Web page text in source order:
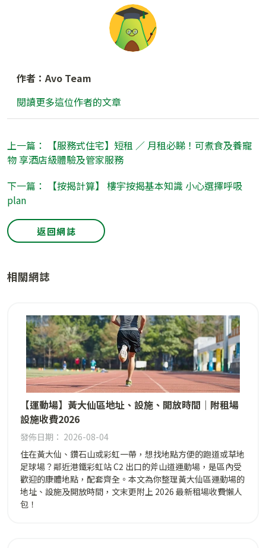
作者：Avo Team
閱讀更多這位作者的文章
上一篇： 【服務式住宅】短租 ／ 月租必睇！可煮食及養寵
物 享酒店級體驗及管家服務
下一篇： 【按揭計算】 樓宇按揭基本知識 小心選擇呼吸
plan
返回網誌
相關網誌
【運動場】黃大仙區地址、設施、開放時間｜附租場
設施收費2026
發佈日期： 2026-08-04
住在黃大仙、鑽石山或彩虹一帶，想找地點方便的跑道或草地
足球場？鄰近港鐵彩虹站 C2 出口的斧山道運動場，是區內受
歡迎的康體地點，配套齊全。本文為你整理黃大仙區運動場的
地址、設施及開放時間，文末更附上 2026 最新租場收費懶人
包！